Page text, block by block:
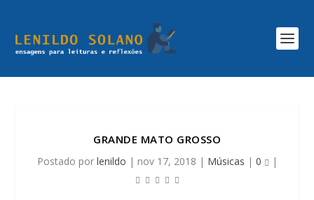
GRANDE MATO GROSSO
Postado por lenildo | nov 17, 2018 | Músicas | 0 |